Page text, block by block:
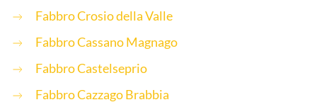
Fabbro Crosio della Valle
Fabbro Cassano Magnago
Fabbro Castelseprio
Fabbro Cazzago Brabbia